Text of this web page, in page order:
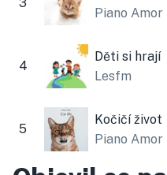
Piano Amor
4
Děti si hrají
Lesfm
5
Kočičí život
Piano Amor